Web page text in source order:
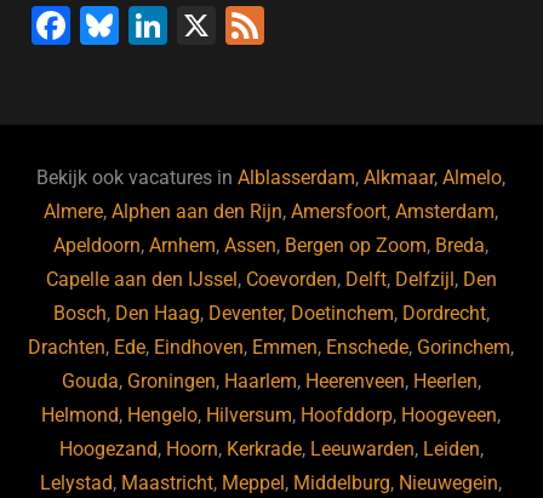
F
b
o
o
k
Bl
ky
Li
dI
n
X
Bekijk ook vacatures inAlblasserdam,Alkmaar,Almelo,
Almere,Alphen aan den Rijn,Amersfoort,Amsterdam,
Apeldoorn,Arnhem,Assen, Bergen op Zoom, Breda,
Capelle aan den IJssel, Coevorden, Delft, Delfzijl, Den
Bosch, Den Haag, Deventer, Doetinchem, Dordrecht,
Drachten, Ede, Eindhoven, Emmen, Enschede, Gorinchem,
Gouda, Groningen, Haarlem, Heerenveen, Heerlen,
Helmond, Hengelo, Hilversum, Hoofddorp, Hoogeveen,
Hoogezand, Hoorn, Kerkrade, Leeuwarden, Leiden,
Lelystad, Maastricht, Meppel, Middelburg, Nieuwegein,